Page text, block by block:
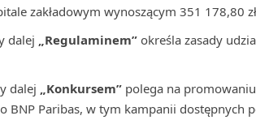
zakładowym wynoszącym 351 178,80
dalej „Regulaminem”określa zasady
dalej „Konkursem”polega na
BNP Paribas, w tym kampanii dostępnych